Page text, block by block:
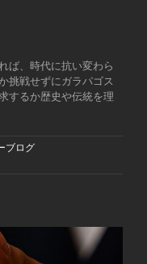
ば、時代に抗い変わら
挑戦せずにガラパゴス
するか歴史や伝統を理
ブログ